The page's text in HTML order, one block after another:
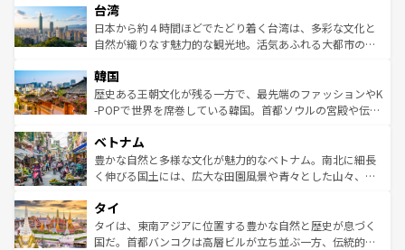
ならではの贅沢な旅のスタイルだ。 なお、新着のアメリカ
情報はコンテンツ一覧を参照してほしい。
れるおもてなしの心で訪れる人々を迎えてくれるハワイの
人々、おいしいローカルフードやハワイアンミュージッ
ク、伝統的なフラダンスなど、すべてがハワイの魅力を彩
ワイを、存分に味わってほしい。 なお、新着のハワイ情報
はコンテンツ一覧を参照してほしい。
リアリーフや大陸中央部にそびえるウルル（エアーズロッ
ク）、タスマニアの美しい原生林やケアンズの熱帯雨林な
ど、見どころがたくさん。また、カフェやワイン、オージ
いる。アクティビティも充実しており、サーフィンやダイ
ビング、ハイキングなど、アウトドア好きにはたまらな
い。オーストラリアの多彩な魅力を存分に味わいつくそ
参照してほしい。
台湾
日本から約４時間ほどでたどり着く台湾は、多彩な文化と
自然が織りなす魅力的な観光地。活気あふれる大都市の台
ン）、静ひつな山岳地帯である台湾東部など、都市の喧騒
と山間の静けさが共存しており、訪れる人に新しい発見と
驚きをもたらしてくれる。また、奥深い台湾の食文化も魅
容にもいいと評判のスイーツなど、バラエティ豊かな料理
が味わえる。 なお、新着の台湾情報は コンテンツ一覧を参
照してほしい。
韓国
歴史ある王朝文化が残る一方で、最先端のファッションやK
-POPで世界を席巻している韓国。首都ソウルの宮殿や伝統
き、地方に足を延ばせば四季折々の自然美を楽しむことが
できる。そして、キムチや焼肉、絶品のストリートフード
まで、さまざまな韓国料理が待っている。夜には、韓国な
リティに包まれながら、韓国の多彩な魅力を心ゆくまで味
わってみてほしい。 なお、新着の韓国情報はコンテンツ一
覧を参照してほしい。
ベトナム
豊かな自然と多様な文化が魅力的なベトナム。南北に細長
く伸びる国土には、広大な田園風景や青々とした山々、世
急速な発展と共に伝統が息づく。ハノイの古い町並みやホ
ーチミン市のフランス統治時代の建物も、独特の雰囲気を
醸し出している。また、バラエティの豊かさとおいしさで
タイ
タイは、東南アジアに位置する豊かな自然と歴史が息づく
国だ。首都バンコクは高層ビルが立ち並ぶ一方、伝統的な